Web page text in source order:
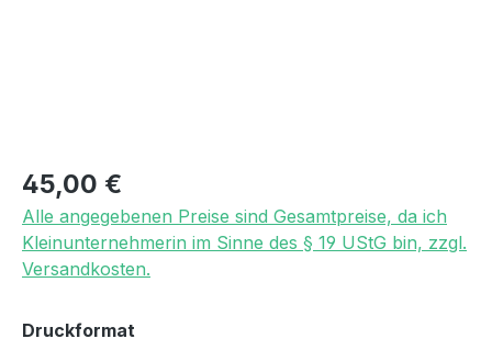
Regulärer Preis:
45,00 €
Alle angegebenen Preise sind Gesamtpreise, da ich
Kleinunternehmerin im Sinne des § 19 UStG bin, zzgl.
Versandkosten.
Druckformat